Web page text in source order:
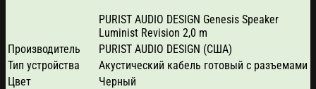
PURIST AUDIO DESIGN Genesis Speaker
Luminist Revision 2,0 m
Производитель
PURIST AUDIO DESIGN (США)
Тип устройства
Акустический кабель готовый с разъемами
Цвет
Черный